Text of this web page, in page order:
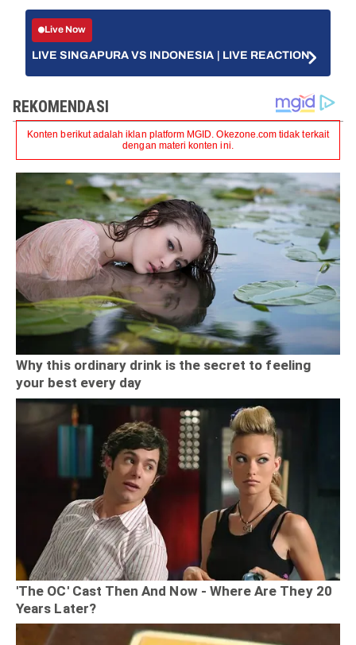
Live Now
LIVE SINGAPURA VS INDONESIA | LIVE REACTION